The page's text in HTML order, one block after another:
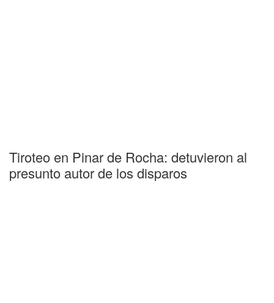
Tiroteo en Pinar de Rocha: detuvieron al
presunto autor de los disparos